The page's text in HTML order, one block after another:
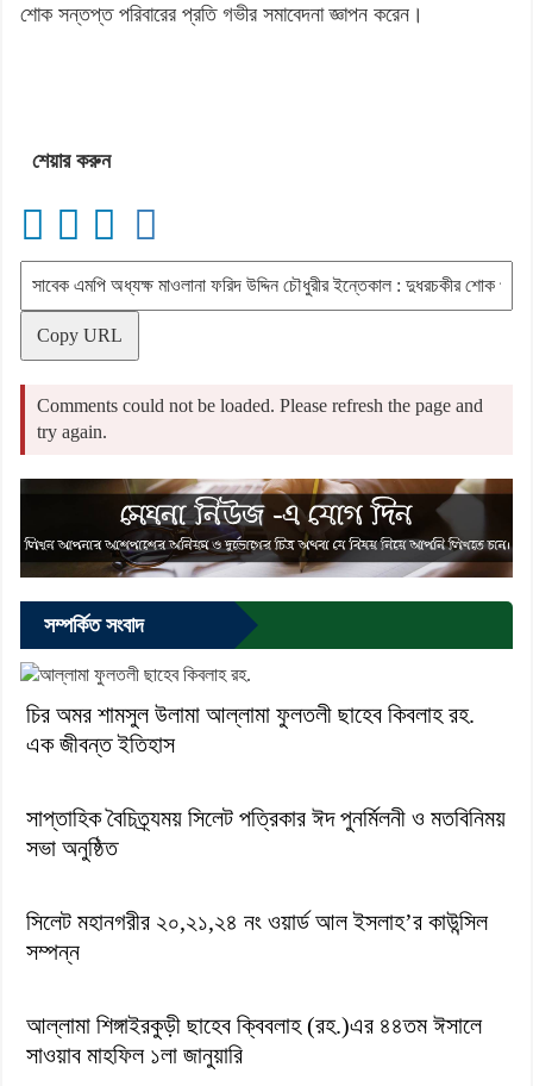
শোক সন্তপ্ত পরিবারের প্রতি গভীর সমাবেদনা জ্ঞাপন করেন।
শেয়ার করুন
Copy URL
Comments could not be loaded. Please refresh the page and
try again.
সম্পর্কিত সংবাদ
চির অমর শামসুল উলামা আল্লামা ফুলতলী ছাহেব কিবলাহ রহ.
এক জীবন্ত ইতিহাস
সাপ্তাহিক বৈচিত্র্যময় সিলেট পত্রিকার ঈদ পুনর্মিলনী ও মতবিনিময়
সভা অনুষ্ঠিত
সিলেট মহানগরীর ২০,২১,২৪ নং ওয়ার্ড আল ইসলাহ’র কাউন্সিল
সম্পন্ন
আল্লামা শিঙ্গাইরকুড়ী ছাহেব ক্বিবলাহ (রহ.)এর ৪৪তম ঈসালে
সাওয়াব মাহফিল ১লা জানুয়ারি